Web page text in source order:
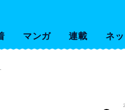
マンガ 連載 ネ